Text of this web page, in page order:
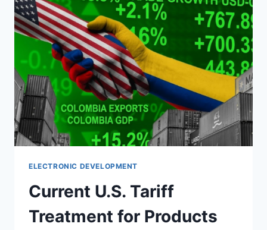
ELECTRONIC DEVELOPMENT
Current U.S. Tariff
Treatment for Products